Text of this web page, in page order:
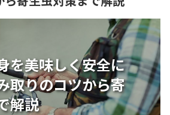
を美味しく安全に
取りのコツから寄
解説